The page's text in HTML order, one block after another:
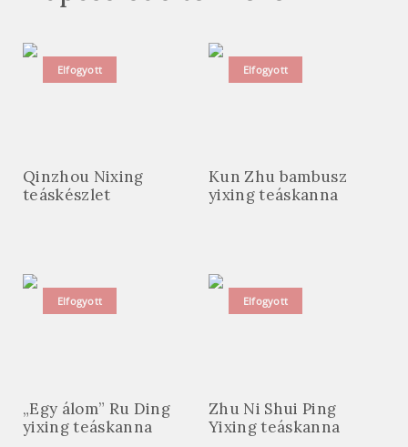
Elfogyott
Qinzhou Nixing
teáskészlet
Elfogyott
Kun Zhu bambusz
yixing teáskanna
Elfogyott
„Egy álom” Ru Ding
yixing teáskanna
Elfogyott
Zhu Ni Shui Ping
Yixing teáskanna